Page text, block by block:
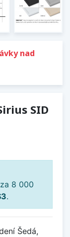
nad
SID
8 000
.
Šedá,